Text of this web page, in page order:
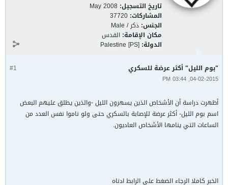
تاريخ التسجيل: May 2008
المشاركات: 37720
الجنس: ذكر / Male
مكان الإقامة: القدس
الدولة: Palestine [PS]
#1 "بوم الليل" أكثر عرضة للسكري
04-02-2015, 03:44 PM
أظهرت دراسة أن الأشخاص الذين يسهرون الليل -والذين يطلق عليهم البعض
اسم بوم الليل- أكثر عرضة للإصابة بالسكري حتى ولو ناموا نفس العدد من
الساعات التي ينامها الأشخاص العاديون.
الخبر كاملا الرجاء الضغط على الرابط ادناه